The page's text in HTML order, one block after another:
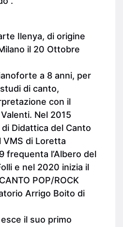
Ilenya, di origine
il 20 Ottobre
a 8 anni, per
di canto,
con il
Nel 2015
Didattica del Canto
VMS di Loretta
frequenta l’Albero del
e nel 2020 inizia il
POP/ROCK
Arrigo Boito di
il suo primo